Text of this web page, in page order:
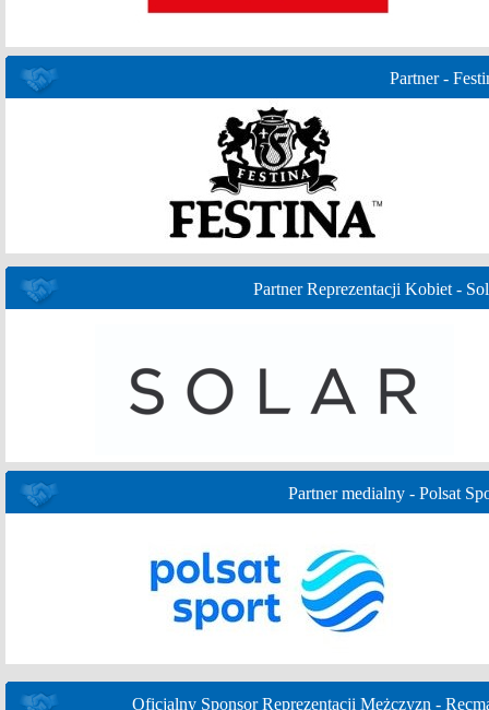
Partner -
Partner Reprezentacji Kobiet -
Partner medialny - Polsat
Oficjalny Sponsor Reprezentacji Mężczyzn -